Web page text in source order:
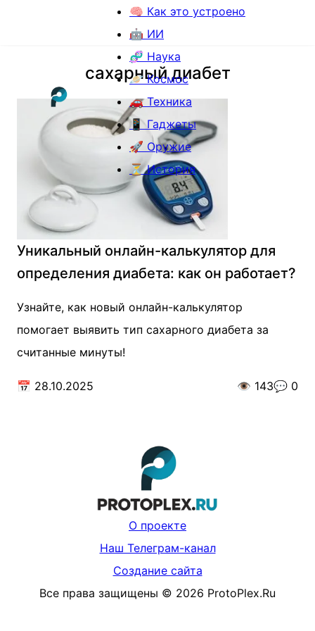
🧠 Как это устроено
🤖 ИИ
🧬 Наука
🪐 Космос
🚗 Техника
📱 Гаджеты
🚀 Оружие
⏳ История
сахарный диабет
Уникальный онлайн-калькулятор для
определения диабета: как он работает?
Узнайте, как новый онлайн-калькулятор
помогает выявить тип сахарного диабета за
считанные минуты!
📅 28.10.2025 👁️ 143💬 0
О проекте
Наш Телеграм-канал
Создание сайта
Все права защищены © 2026 ProtoPlex.Ru